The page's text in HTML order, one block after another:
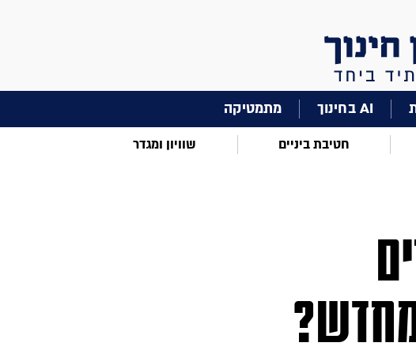
AI בחינוך מתמטיקה
חטיבת ביניים שוויון ומגדר